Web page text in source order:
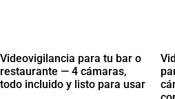
Videovigilancia para tu bar o
restaurante — 4 cámaras,
todo incluido y listo para usar